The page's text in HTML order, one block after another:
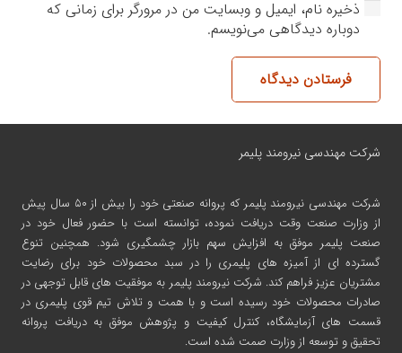
ذخیره نام، ایمیل و وبسایت من در مرورگر برای زمانی که
دوباره دیدگاهی می‌نویسم.
فرستادن دیدگاه
شرکت مهندسی نیرومند پلیمر
شرکت مهندسی نیرومند پلیمر
که پروانه صنعتی خود را بیش از ۵۰ سال پیش
از وزارت صنعت وقت دریافت نموده، توانسته است با حضور فعال خود در
صنعت پلیمر موفق به افزایش سهم بازار چشمگیری شود. همچنین تنوع
گسترده ای از آمیزه های پلیمری را در سبد محصولات خود برای رضایت
مشتریان عزیز فراهم کند. شرکت نیرومند پلیمر به موفقیت های قابل توجهی در
صادرات محصولات خود رسیده است و با همت و تلاش تیم قوی پلیمری در
قسمت های آزمایشگاه، کنترل کیفیت و پژوهش موفق به دریافت پروانه
تحقیق و توسعه از وزارت صمت شده است.